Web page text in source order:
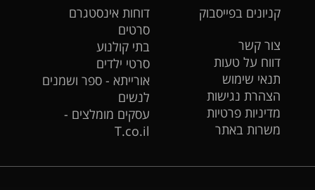
קניונים בפייסבוק
צור קשר
דווח על טעות
תנאי שימוש
הצהרת נגישות
מדיניות פרטיות
משרות באתר
דוחות אינסטגרם
סרטים
בתי קולנוע
סרטי ילדים
אורייתא - ספר ושמנים
לנשים
עסקים מומלצים -
T.co.il